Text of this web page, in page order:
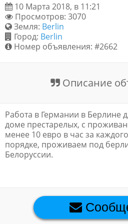
Обратная связь
Новости и статьи
10 Марта 2018, в 11:21
Просмотров: 3070
Земля: Berlin
Город: Berlin
Номер объявления: #2662
Описание
Работа в Германии в Берлине
доме престарелых, с
менее 10 евро в час за
порядке, проживаем под
Белоруссии.
Премиум